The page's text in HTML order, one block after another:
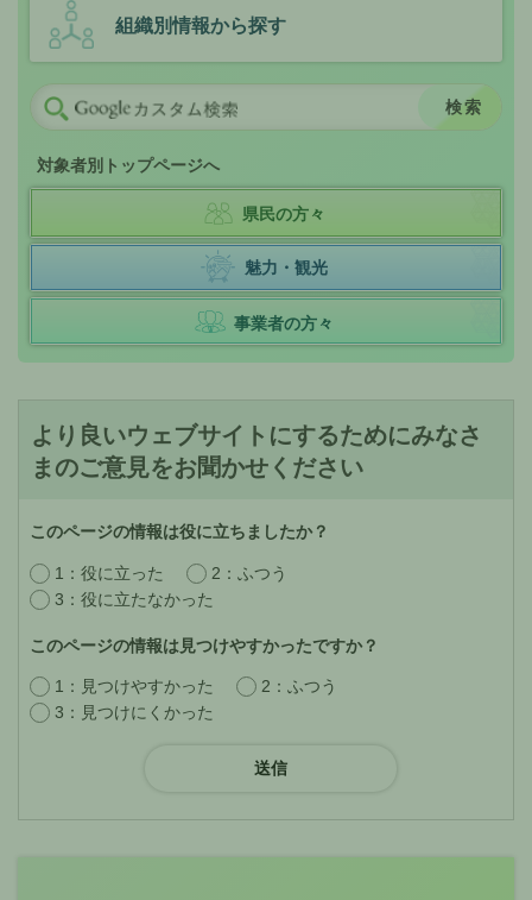
組織別情報から探す
対象者別トップページへ
県民の方々
魅力・観光
事業者の方々
より良いウェブサイトにするためにみなさ
まのご意見をお聞かせください
このページの情報は役に立ちましたか？
1：役に立った
2：ふつう
3：役に立たなかった
このページの情報は見つけやすかったですか？
1：見つけやすかった
2：ふつう
3：見つけにくかった